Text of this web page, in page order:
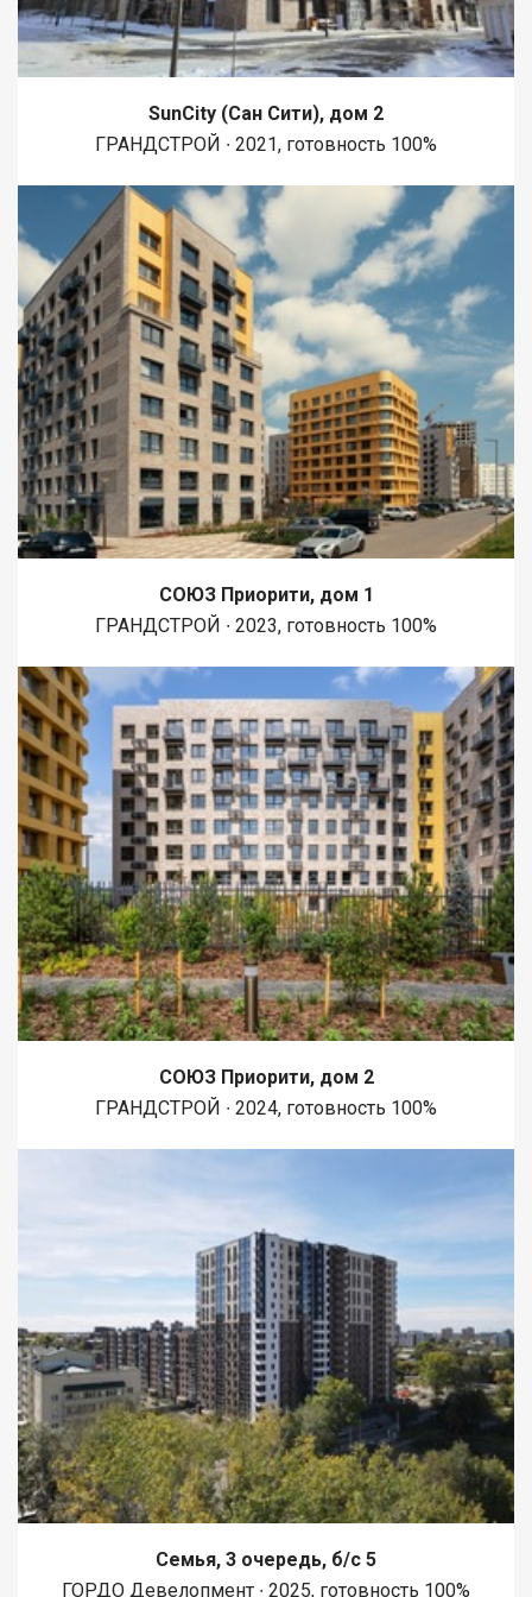
SunCity (Сан Сити), дом 2
ГРАНДСТРОЙ ∙ 2021, готовность 100%
СОЮЗ Приорити, дом 1
ГРАНДСТРОЙ ∙ 2023, готовность 100%
СОЮЗ Приорити, дом 2
ГРАНДСТРОЙ ∙ 2024, готовность 100%
Семья, 3 очередь, б/с 5
ГОРДО Девелопмент ∙ 2025, готовность 100%